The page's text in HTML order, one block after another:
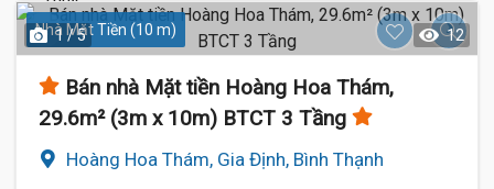
Nhà Mặt Tiền (10 m)
1 / 5 12
Bán nhà Mặt tiền Hoàng Hoa Thám,
29.6m² (3m x 10m) BTCT 3 Tầng
Hoàng Hoa Thám, Gia Định, Bình Thạnh